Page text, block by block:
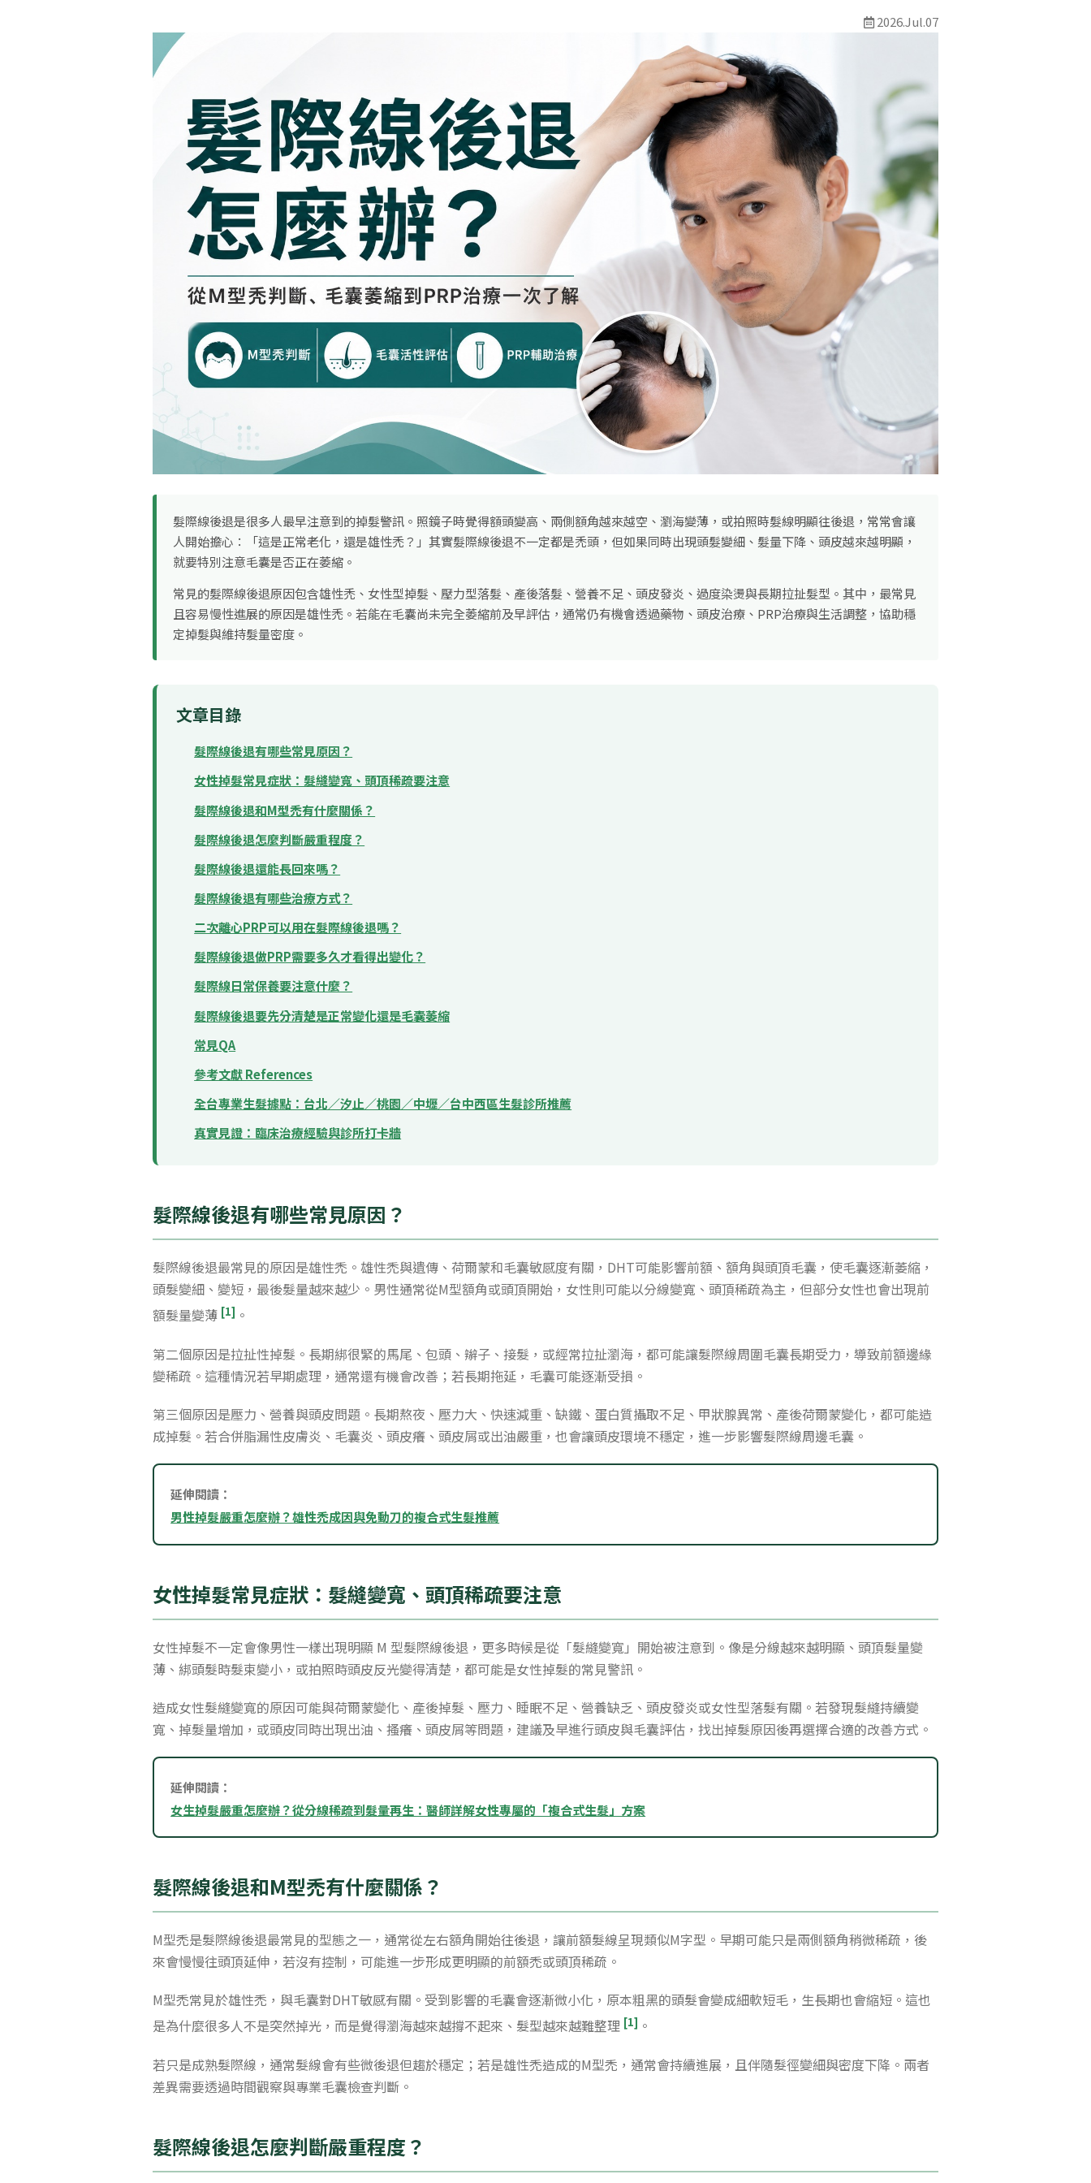
2026.Jul.07
髮際線後退是很多人最早注意到的掉髮警訊。照鏡子時覺得額頭變高、兩側額角越來越空、瀏海變薄，或拍照時髮線明顯往後退，常常會讓
人開始擔心：「這是正常老化，還是雄性禿？」其實髮際線後退不一定都是禿頭，但如果同時出現頭髮變細、髮量下降、頭皮越來越明顯，
就要特別注意毛囊是否正在萎縮。
常見的髮際線後退原因包含雄性禿、女性型掉髮、壓力型落髮、產後落髮、營養不足、頭皮發炎、過度染燙與長期拉扯髮型。其中，最常見
且容易慢性進展的原因是雄性禿。若能在毛囊尚未完全萎縮前及早評估，通常仍有機會透過藥物、頭皮治療、PRP治療與生活調整，協助穩
定掉髮與維持髮量密度。
文章目錄
髮際線後退有哪些常見原因？
女性掉髮常見症狀：髮縫變寬、頭頂稀疏要注意
髮際線後退和M型禿有什麼關係？
髮際線後退怎麼判斷嚴重程度？
髮際線後退還能長回來嗎？
髮際線後退有哪些治療方式？
二次離心PRP可以用在髮際線後退嗎？
髮際線後退做PRP需要多久才看得出變化？
髮際線日常保養要注意什麼？
髮際線後退要先分清楚是正常變化還是毛囊萎縮
常見QA
參考文獻 References
全台專業生髮據點：台北／汐止／桃園／中壢／台中西區生髮診所推薦
真實見證：臨床治療經驗與診所打卡牆
髮際線後退有哪些常見原因？
髮際線後退最常見的原因是雄性禿。雄性禿與遺傳、荷爾蒙和毛囊敏感度有關，DHT可能影響前額、額角與頭頂毛囊，使毛囊逐漸萎縮，
頭髮變細、變短，最後髮量越來越少。男性通常從M型額角或頭頂開始，女性則可能以分線變寬、頭頂稀疏為主，但部分女性也會出現前
額髮量變薄 [1] 。
第二個原因是拉扯性掉髮。長期綁很緊的馬尾、包頭、辮子、接髮，或經常拉扯瀏海，都可能讓髮際線周圍毛囊長期受力，導致前額邊緣
變稀疏。這種情況若早期處理，通常還有機會改善；若長期拖延，毛囊可能逐漸受損。
第三個原因是壓力、營養與頭皮問題。長期熬夜、壓力大、快速減重、缺鐵、蛋白質攝取不足、甲狀腺異常、產後荷爾蒙變化，都可能造
成掉髮。若合併脂漏性皮膚炎、毛囊炎、頭皮癢、頭皮屑或出油嚴重，也會讓頭皮環境不穩定，進一步影響髮際線周邊毛囊。
延伸閱讀：
男性掉髮嚴重怎麼辦？雄性禿成因與免動刀的複合式生髮推薦
女性掉髮常見症狀：髮縫變寬、頭頂稀疏要注意
女性掉髮不一定會像男性一樣出現明顯 M 型髮際線後退，更多時候是從「髮縫變寬」開始被注意到。像是分線越來越明顯、頭頂髮量變
薄、綁頭髮時髮束變小，或拍照時頭皮反光變得清楚，都可能是女性掉髮的常見警訊。
造成女性髮縫變寬的原因可能與荷爾蒙變化、產後掉髮、壓力、睡眠不足、營養缺乏、頭皮發炎或女性型落髮有關。若發現髮縫持續變
寬、掉髮量增加，或頭皮同時出現出油、搔癢、頭皮屑等問題，建議及早進行頭皮與毛囊評估，找出掉髮原因後再選擇合適的改善方式。
延伸閱讀：
女生掉髮嚴重怎麼辦？從分線稀疏到髮量再生：醫師詳解女性專屬的「複合式生髮」方案
髮際線後退和M型禿有什麼關係？
M型禿是髮際線後退最常見的型態之一，通常從左右額角開始往後退，讓前額髮線呈現類似M字型。早期可能只是兩側額角稍微稀疏，後
來會慢慢往頭頂延伸，若沒有控制，可能進一步形成更明顯的前額禿或頭頂稀疏。
M型禿常見於雄性禿，與毛囊對DHT敏感有關。受到影響的毛囊會逐漸微小化，原本粗黑的頭髮會變成細軟短毛，生長期也會縮短。這也
是為什麼很多人不是突然掉光，而是覺得瀏海越來越撐不起來、髮型越來越難整理 [1] 。
若只是成熟髮際線，通常髮線會有些微後退但趨於穩定；若是雄性禿造成的M型禿，通常會持續進展，且伴隨髮徑變細與密度下降。兩者
差異需要透過時間觀察與專業毛囊檢查判斷。
髮際線後退怎麼判斷嚴重程度？